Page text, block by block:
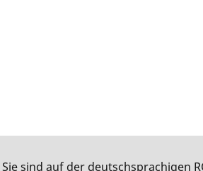
Sie sind auf der deutschsprachigen